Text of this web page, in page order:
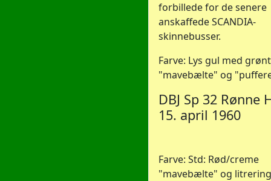
forbillede for de senere
anskaffede SCANDIA-
skinnebusser.
Farve: Lys gul med grønt
"mavebælte" og
DBJ Sp 32 Rønne
15. april 1960
Farve: Std: Rød/creme
"mavebælte" og